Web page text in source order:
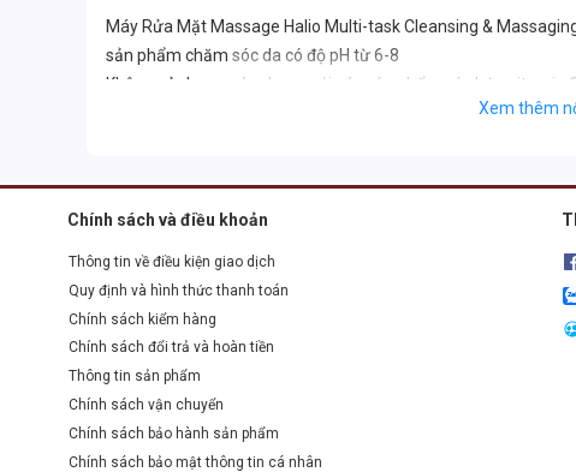
Máy Rửa Mặt Massage Halio Multi-task Cleansing &
sản phẩm chăm sóc da có độ pH từ 6-8
Không sử dụng máy chung với các sản phẩm có chứa vitamin
khi dùng chung có thể làm cho tính chất của Vitamin C bị
do nhà sản xuất.
Xem thêm
Chính sách và điều khoản
Thông tin về điều kiện giao dịch
Quy định và hình thức thanh toán
Chính sách kiểm hàng
Chính sách đổi trả và hoàn tiền
Thông tin sản phẩm
Chính sách vận chuyển
Chính sách bảo hành sản phẩm
Chính sách bảo mật thông tin cá nhân